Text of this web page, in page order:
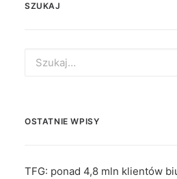
SZUKAJ
for:
OSTATNIE WPISY
TFG: ponad 4,8 mln klientów